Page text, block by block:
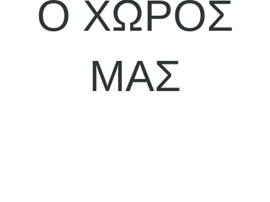
Ο ΧΩΡΟΣ
ΜΑΣ